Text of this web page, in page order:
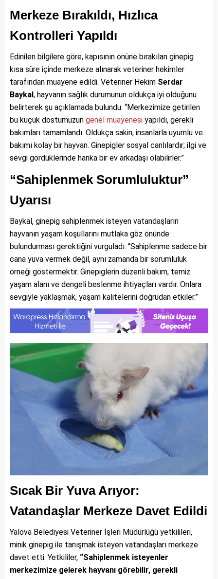
Merkeze Bırakıldı, Hızlıca
Kontrolleri Yapıldı
Edinilen bilgilere göre, kapısının önüne bırakılan ginepig
kısa süre içinde merkeze alınarak veteriner hekimler
tarafından muayene edildi. Veteriner Hekim Serdar
Baykal , hayvanın sağlık durumunun oldukça iyi olduğunu
belirterek şu açıklamada bulundu: “Merkezimize getirilen
bu küçük dostumuzun genel muayenesi yapıldı, gerekli
bakımları tamamlandı. Oldukça sakin, insanlarla uyumlu ve
bakımı kolay bir hayvan. Ginepigler sosyal canlılardır; ilgi ve
sevgi gördüklerinde harika bir ev arkadaşı olabilirler.”
“Sahiplenmek Sorumluluktur”
Uyarısı
Baykal, ginepig sahiplenmek isteyen vatandaşların
hayvanın yaşam koşullarını mutlaka göz önünde
bulundurması gerektiğini vurguladı: “Sahiplenme sadece bir
cana yuva vermek değil, aynı zamanda bir sorumluluk
örneği göstermektir. Ginepiglerin düzenli bakım, temiz
yaşam alanı ve dengeli beslenme ihtiyaçları vardır. Onlara
sevgiyle yaklaşmak, yaşam kalitelerini doğrudan etkiler.”
Sıcak Bir Yuva Arıyor:
Vatandaşlar Merkeze Davet Edildi
Yalova Belediyesi Veteriner İşleri Müdürlüğü yetkilileri,
minik ginepig ile tanışmak isteyen vatandaşları merkeze
davet etti. Yetkililer, “Sahiplenmek isteyenler
merkezimize gelerek hayvanı görebilir, gerekli